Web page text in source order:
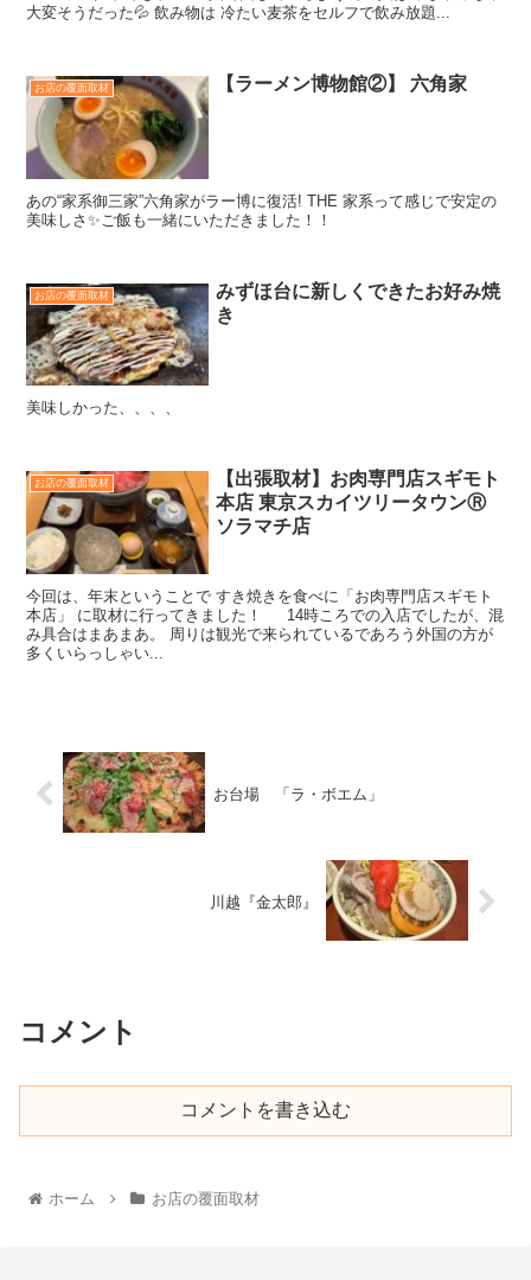
大変そうだった💦 飲み物は 冷たい麦茶をセルフで飲み放題...
お店の覆面取材 【ラーメン博物館②】 六角家
あの“家系御三家”六角家がラー博に復活! THE 家系って感じで安定の
美味しさ✨ご飯も一緒にいただきました！！
お店の覆面取材
みずほ台に新しくできたお好み焼
き
美味しかった、、、、
お店の覆面取材
【出張取材】お肉専門店スギモト
本店 東京スカイツリータウンⓇ
ソラマチ店
今回は、年末ということで すき焼きを食べに「お肉専門店スギモト
本店」 に取材に行ってきました！ 14時ころでの入店でしたが、混
み具合はまあまあ。 周りは観光で来られているであろう外国の方が
多くいらっしゃい...
お台場 「ラ・ボエム」
川越『金太郎』
コメント
コメントを書き込む
ホーム お店の覆面取材